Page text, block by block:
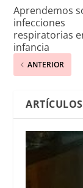
Aprendemos
infecciones
respiratorias
infancia
ANTERIOR